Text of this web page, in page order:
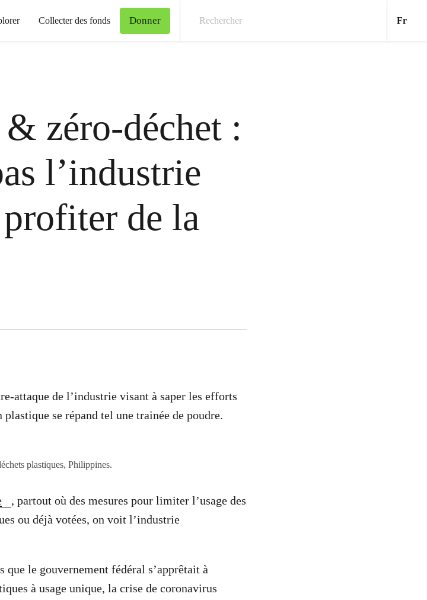
Collecter des fonds Donner Fr
zéro-déchet :
l’industrie
de la
attaque de l’industrie visant à saper les efforts
se répand tel une trainée de poudre.
plastiques, Philippines.
, partout où des mesures pour limiter l’usage des
ou déjà votées, on voit l’industrie
que le gouvernement fédéral s’apprêtait à
à usage unique, la crise de coronavirus